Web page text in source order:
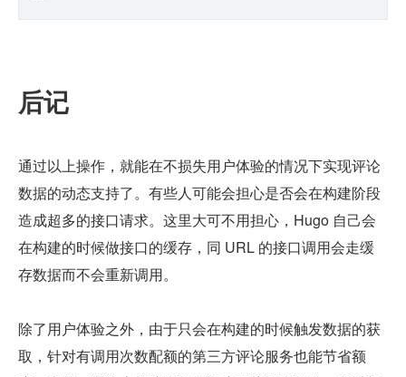
后记
通过以上操作，就能在不损失用户体验的情况下实现评论
数据的动态支持了。有些人可能会担心是否会在构建阶段
造成超多的接口请求。这里大可不用担心，Hugo 自己会
在构建的时候做接口的缓存，同 URL 的接口调用会走缓
存数据而不会重新调用。
除了用户体验之外，由于只会在构建的时候触发数据的获
取，针对有调用次数配额的第三方评论服务也能节省额